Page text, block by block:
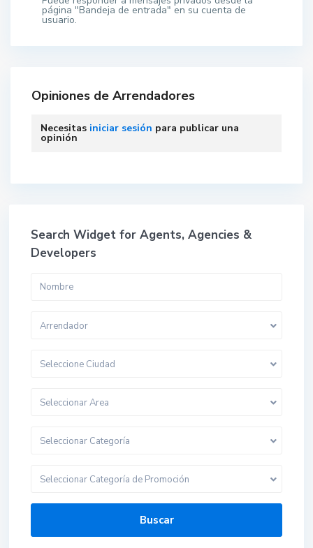
página "Bandeja de entrada" en su cuenta de
usuario.
Opiniones de Arrendadores
Necesitas iniciar sesión para publicar una
opinión
Search Widget for Agents, Agencies &
Developers
Arrendador
Seleccione Ciudad
Seleccionar Area
Seleccionar Categoría
Seleccionar Categoría de Promoción
Buscar